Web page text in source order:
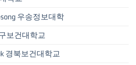
우송정보대학
보건대학교
경북보건대학교